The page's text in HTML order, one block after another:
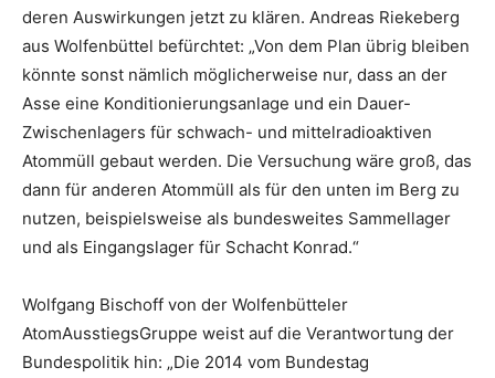
deren Auswirkungen jetzt zu klären. Andreas Riekeberg
aus Wolfenbüttel befürchtet: „Von dem Plan übrig bleiben
könnte sonst nämlich möglicherweise nur, dass an der
Asse eine Konditionierungsanlage und ein Dauer-
Zwischenlagers für schwach- und mittelradioaktiven
Atommüll gebaut werden. Die Versuchung wäre groß, das
dann für anderen Atommüll als für den unten im Berg zu
nutzen, beispielsweise als bundesweites Sammellager
und als Eingangslager für Schacht Konrad.“
Wolfgang Bischoff von der Wolfenbütteler
AtomAusstiegsGruppe weist auf die Verantwortung der
Bundespolitik hin: „Die 2014 vom Bundestag